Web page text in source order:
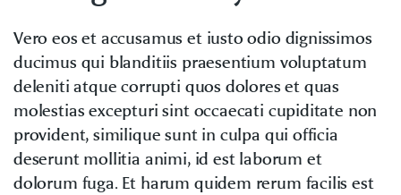
Vero eos et accusamus et iusto odio dignissimos
ducimus qui blanditiis praesentium voluptatum
deleniti atque corrupti quos dolores et quas
molestias excepturi sint occaecati cupiditate non
provident, similique sunt in culpa qui officia
deserunt mollitia animi, id est laborum et
dolorum fuga. Et harum quidem rerum facilis est